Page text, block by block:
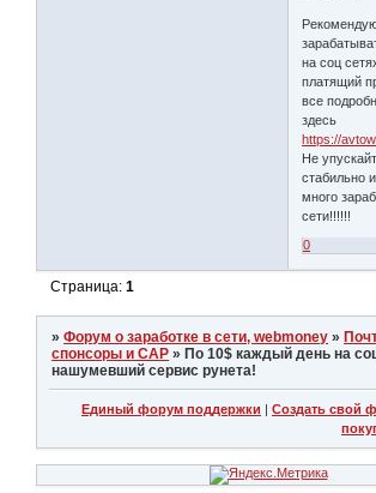
на соц
платящий
все
здесь
https://
Не
стабильно
много
сети!!!!!!
0
Страница:1
»Форум о заработке в сети, webmoney »
спонсоры и САР » По 10$ каждый день на
нашумевший сервис рунета!
Единый форум поддержки | Создать свой